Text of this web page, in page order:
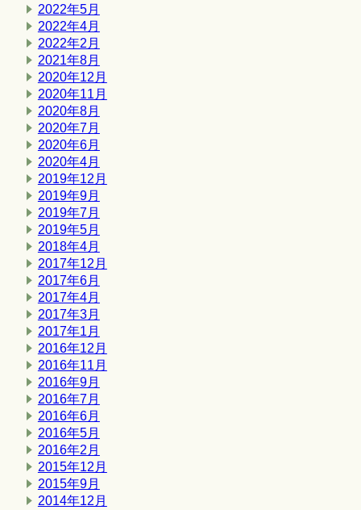
2022年5月
2022年4月
2022年2月
2021年8月
2020年12月
2020年11月
2020年8月
2020年7月
2020年6月
2020年4月
2019年12月
2019年9月
2019年7月
2019年5月
2018年4月
2017年12月
2017年6月
2017年4月
2017年3月
2017年1月
2016年12月
2016年11月
2016年9月
2016年7月
2016年6月
2016年5月
2016年2月
2015年12月
2015年9月
2014年12月